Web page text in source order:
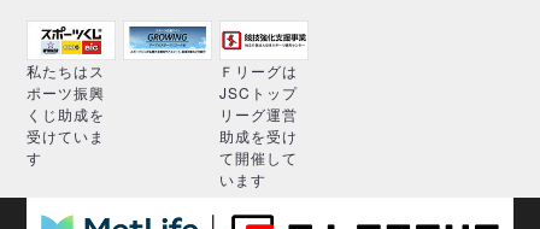
私たちはス
ポーツ振興
くじ助成を
受けていま
す
Ｆリーグは
JSCトップ
リーグ運営
助成を受け
て開催して
います